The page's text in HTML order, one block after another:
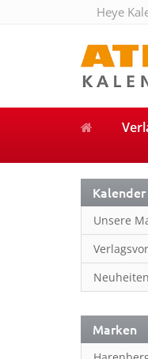
Heye
Kalender
Unsere
Neuheiten
Marken